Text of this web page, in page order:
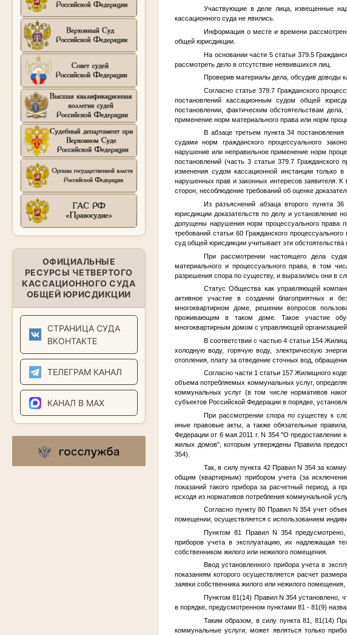
ОФИЦИАЛЬНЫЕ
РЕСУРСЫ ЧЕТВЕРТОГО
КАССАЦИОННОГО СУДА
ОБЩЕЙ ЮРИСДИКЦИИ
СТРАНИЦА СУДА
ВКОНТАКТЕ
ТЕЛЕГРАМ КАНАЛ
КАНАЛ В MAX
Участвующие в деле лица, извещенные
кассационного суда не явились.
Информация о месте и времени
общей юрисдикции.
На основании части 5 статьи 379.5
рассмотреть дело в отсутствие неявившихся лиц.
Проверив материалы дела, обсудив доводы
Согласно статье 379.7 Гражданского
постановлений кассационным судом общей
постановлении, фактическим обстоятельствам
применение норм материального права или норм
В абзаце третьем пункта 34
судами норм гражданского процессуального
нарушение или неправильное применение норм
постановлений (часть 3 статьи 379.7
изменения судом кассационной инстанции только
нарушенных прав и законных интересов заявителя.
сторон, несоблюдение требований об оценке
Из разъяснений абзаца второго пункта
юрисдикции доказательств по делу и установление
допущены нарушения норм процессуального права
требований статьи 60 Гражданского
суд общей юрисдикции учитывает эти обстоятельства
При рассмотрении настоящего дела
материального и процессуального права, в том
разрешения спора по существу, и выразились они в
Статус Общества как управляющей
активное участие в создании благоприятных и
многоквартирном доме, решении вопросов
проживающим в таком доме. Такое участие
многоквартирным домом с управляющей
В соответствии с частью 4 статьи 154
холодную воду, горячую воду, электрическую
отопления, плату за отведение сточных вод,
Согласно части 1 статьи 157 Жилищного
объема потребляемых коммунальных услуг,
коммунальных услуг (в том числе нормативов
субъектов Российской Федерации в порядке,
При рассмотрении спора по существу к
иные правовые акты, а также обязательные
Федерации от 6 мая 2011 г. N 354 "О
жилых домов", которым утверждены Правила
354).
Так, в силу пункта 42 Правил N 354 за
общим (квартирным) прибором учета (за
показаний такого прибора за расчетный период, а
исходя из нормативов потребления коммунальной
Согласно пункту 80 Правил N 354 учет
помещении, осуществляется с использованием
Пунктом 81 Правил N 354
приборов учета в эксплуатацию, их надлежащая
собственником жилого или нежилого помещения.
Ввод установленного прибора учета в
показаниям которого осуществляется расчет
заявки собственника жилого или нежилого
Пунктом 81(14) Правил N 354 установлено,
в порядке, предусмотренном пунктами 81 - 81(9)
Таким образом, в силу пункта 81, 81(14)
коммунальные услуги, может являться только